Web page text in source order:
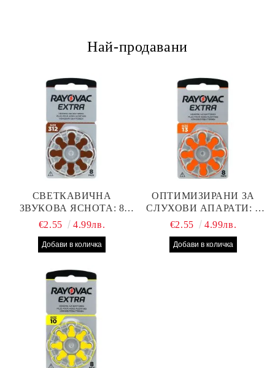
Най-продавани
СВЕТКАВИЧНА
ЗВУКОВА ЯСНОТА: 8
БРОЯ RAYOVAC EXTRA
СЛУХОВ АПАРАТ С
€2.55 4.99лв.
ОПТИМИЗИРАНИ ЗА
СЛУХОВИ АПАРАТИ: 8
БРОЯ RAYOVAC EXTRA
ПРОИЗВОДИТЕЛНОСТ
€2.55 4.99лв.